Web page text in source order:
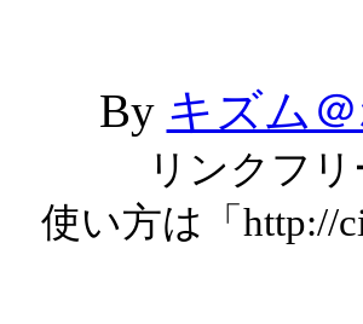
By キズム
リンクフ
使い方は「http://